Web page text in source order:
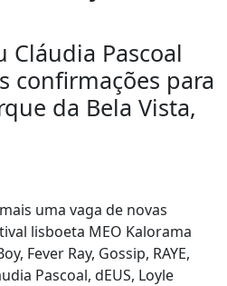
Cláudia Pascoal
confirmações para
da Bela Vista,
uma vaga de novas
lisboeta MEO Kalorama
Fever Ray, Gossip, RAYE,
Pascoal, dEUS, Loyle